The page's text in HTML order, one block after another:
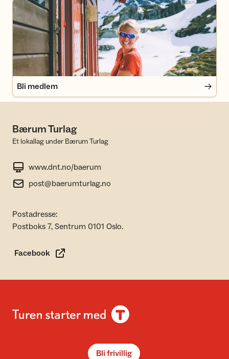
Bli medlem
Bli medlem
Bærum Turlag
Et lokallag under Bærum Turlag
www.dnt.no/baerum
post@baerumturlag.no
Postadresse:
Postboks 7, Sentrum 0101 Oslo.
Facebook
Bli frivillig